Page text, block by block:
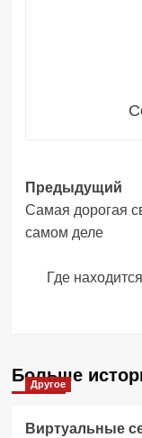
записи
Предыдущий
Самая дорогая
самом деле
Где
Больше
Другое
Виртуальные